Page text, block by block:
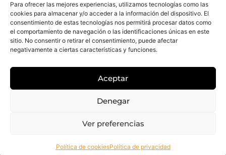
Para ofrecer las mejores experiencias, utilizamos tecnologías como las
cookies para almacenar y/o acceder a la información del dispositivo. El
consentimiento de estas tecnologías nos permitirá procesar datos como
el comportamiento de navegación o las identificaciones únicas en este
sitio. No consentir o retirar el consentimiento, puede afectar
negativamente a ciertas características y funciones.
Aceptar
Denegar
Ver preferencias
Política de cookiesPolítica de privacidad
Dirección: C. Sta. María Magdalena, 14,
41701 Dos Hermanas, Sevilla, España
Teléfono +34 694 46 69 91
hs y 17:30 a 20:30 hs. Sábados de 10:30 a
E-mail: contacto@gretacloset.com
© 2026 Greta Closet. Todos los derechos están reservados.